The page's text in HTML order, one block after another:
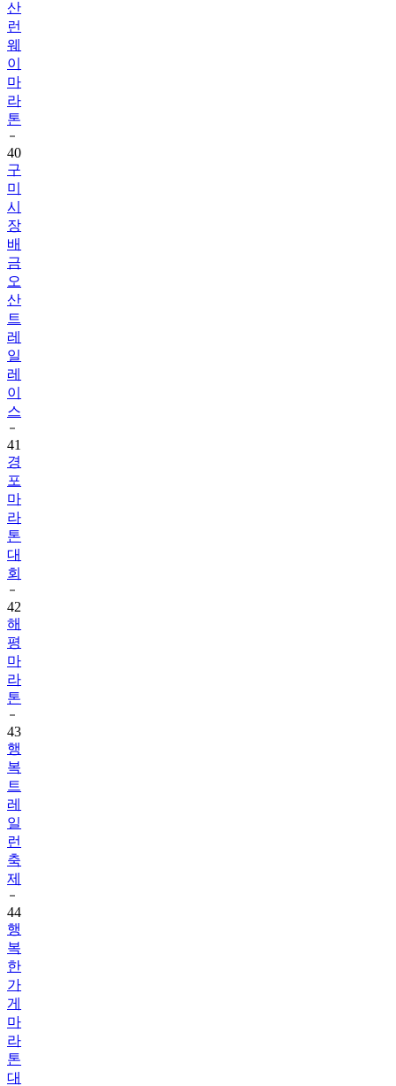
산
런
웨
이
마
라
톤
40
구
미
시
장
배
금
오
산
트
레
일
레
이
스
41
경
포
마
라
톤
대
회
42
해
평
마
라
톤
43
행
복
트
레
일
런
축
제
44
행
복
한
가
게
마
라
톤
대